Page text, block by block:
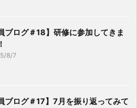
ブログ＃18】研修に参加してきま
8/7
ブログ＃17】7月を振り返ってみて